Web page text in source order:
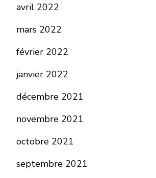
avril 2022
mars 2022
février 2022
janvier 2022
décembre 2021
novembre 2021
octobre 2021
septembre 2021